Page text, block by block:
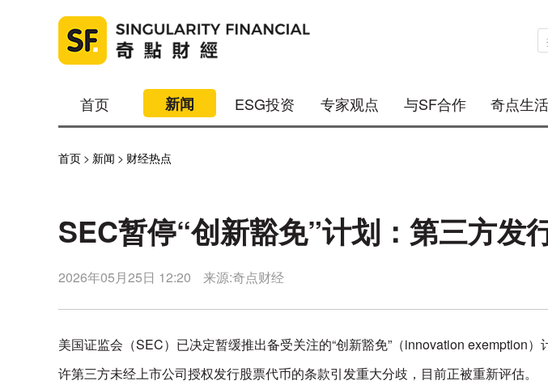
首页 新闻 ESG投资 专家观点 与SF合作 奇点生活
首页 > 新闻 > 财经热点
SEC暂停“创新豁免”计划：第三方发
2026年05月25日 12:20 来源:奇点财经
美国证监会（SEC）已决定暂缓推出备受关注的“创新豁免”（innovation exemption
许第三方未经上市公司授权发行股票代币的条款引发重大分歧，目前正被重新评估。